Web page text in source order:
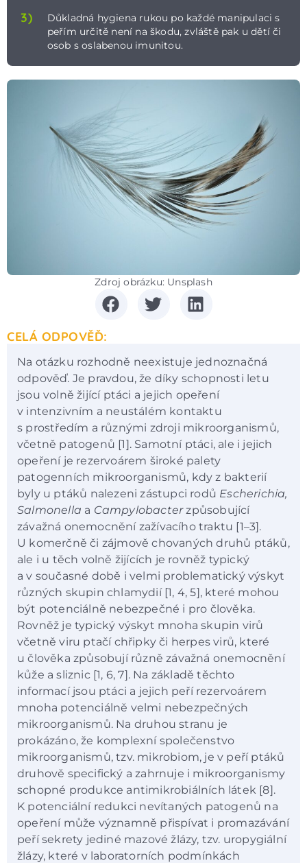
3)
Důkladná hygiena rukou po každé manipulaci s
peřím určitě není na škodu, zvláště pak u dětí či
osob s oslabenou imunitou.
Zdroj obrázku: Unsplash
CELÁ ODPOVĚĎ:
Na otázku rozhodně neexistuje jednoznačná
odpověď. Je pravdou, že díky schopnosti letu
jsou volně žijící ptáci a jejich opeření
v intenzivním a neustálém kontaktu
s prostředím a různými zdroji mikroorganismů,
včetně patogenů [1]. Samotní ptáci, ale i jejich
opeření je rezervoárem široké palety
patogenních mikroorganismů, kdy z bakterií
byly u ptáků nalezeni zástupci rodů Escherichia,
Salmonella a Campylobacterzpůsobující
závažná onemocnění zažívacího traktu [1–3].
U komerčně či zájmově chovaných druhů ptáků,
ale i u těch volně žijících je rovněž typický
a v současné době i velmi problematický výskyt
různých skupin chlamydií [1, 4, 5], které mohou
být potenciálně nebezpečné i pro člověka.
Rovněž je typický výskyt mnoha skupin virů
včetně viru ptačí chřipky či herpes virů, které
u člověka způsobují různě závažná onemocnění
kůže a sliznic [1, 6, 7]. Na základě těchto
informací jsou ptáci a jejich peří rezervoárem
mnoha potenciálně velmi nebezpečných
mikroorganismů. Na druhou stranu je
prokázáno, že komplexní společenstvo
mikroorganismů, tzv. mikrobiom, je v peří ptáků
druhově specifický a zahrnuje i mikroorganismy
schopné produkce antimikrobiálních látek [8].
K potenciální redukci nevítaných patogenů na
opeření může významně přispívat i promazávání
peří sekrety jediné mazové žlázy, tzv. uropygiální
žlázy, které v laboratorních podmínkách